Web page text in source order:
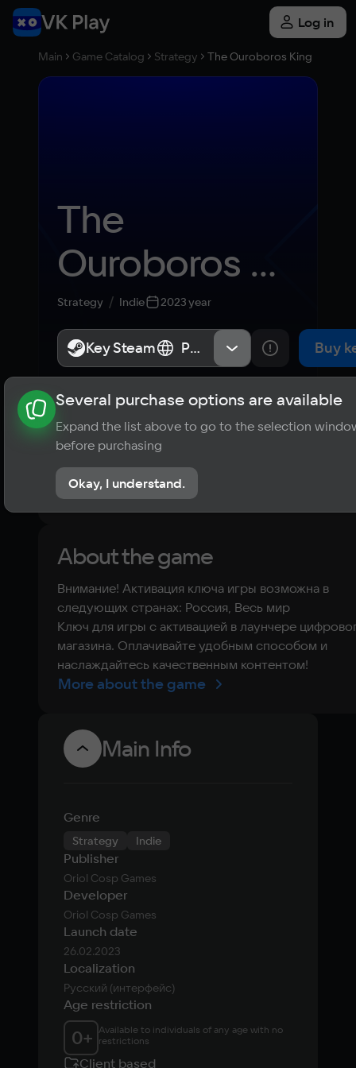
Log in
Main Game Catalog Strategy The Ouroboros King
The
Ouroboros
King
Strategy Indie 2023 year
Key Steam Россия, Весь мир Buy
About the game News Requirements
? Player ratings
No reviews
About the game
Внимание! Активация ключа игры возможна в
следующих странах: Россия, Весь мир
Ключ для игры с активацией в лаунчере
магазина. Оплачивайте удобным способом и
наслаждайтесь качественным контентом!
More about the game
Main Info
Genre
Strategy Indie
Publisher
Oriol Cosp Games
Developer
Oriol Cosp Games
Launch date
26.02.2023
Localization
Русский (интерфейс)
Age restriction
0+ Available to individuals of any age with no
restrictions
Client based
Key Steam Россия, Весь мир
Several purchase options are available
Expand the list above to go to the selection
before purchasing
Okay, I understand.